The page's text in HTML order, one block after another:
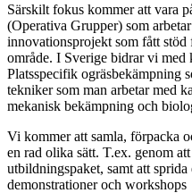
Särskilt fokus kommer att vara
(Operativa Grupper) som
innovationsprojekt som fått
område. I Sverige bidrar vi
Platsspecifik ogräsbekämpning
tekniker som man arbetar med
mekanisk bekämpning och
Vi kommer att samla, förpacka
en rad olika sätt. T.ex. genom
utbildningspaket, samt att
demonstrationer och workshops